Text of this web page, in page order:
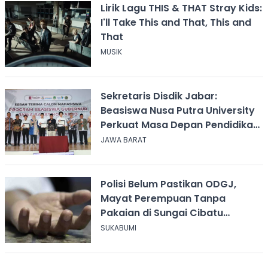
Lirik Lagu THIS & THAT Stray Kids:
I'll Take This and That, This and
That
MUSIK
Sekretaris Disdik Jabar:
Beasiswa Nusa Putra University
Perkuat Masa Depan Pendidikan
Jawa Barat
JAWA BARAT
Polisi Belum Pastikan ODGJ,
Mayat Perempuan Tanpa
Pakaian di Sungai Cibatu
Cikembar
SUKABUMI